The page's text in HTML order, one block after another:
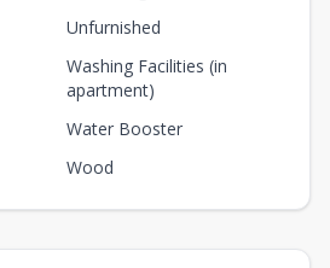
Unfurnished
Washing Facilities (in
apartment)
Water Booster
Wood